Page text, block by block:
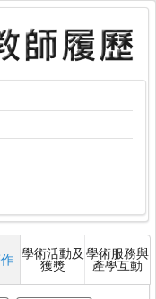
學術活動及
獲獎
學術服務與
產學互動